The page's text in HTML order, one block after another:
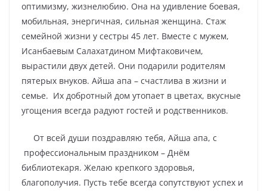
оптимизму, жизнелюбию. Она на удивление боевая,
мобильная, энергичная, сильная женщина. Стаж
семейной жизни у сестры 45 лет. Вместе с мужем,
Исанбаевым Салахатдином Мифтаковичем,
вырастили двух детей. Они подарили родителям
пятерых внуков. Айша апа – счастлива в жизни и
семье. Их добротный дом утопает в цветах, вкусные
угощения всегда радуют гостей и родственников.
От всей души поздравляю тебя, Айша апа, с
профессиональным праздником – Днём
библиотекаря. Желаю крепкого здоровья,
благополучия. Пусть тебе всегда сопутствуют успех и